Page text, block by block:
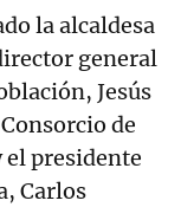
la alcaldesa
general
Jesús
de
el presidente
Carlos